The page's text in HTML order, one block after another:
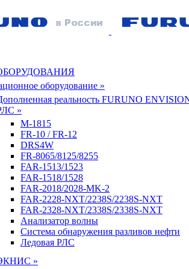
оборудование »
реальность FURUNO
»
M-1815
FR-10 / FR-12
DRS4W
FR-8065/8125/8255
FAR-1513/1523
FAR-1518/1528
FAR-2018/2028-MK-2
FAR-2228-NXT/2238S/2238S-NXT
FAR-2328-NXT/2338S/2338S-NXT
Анализатор волны
Система обнаружения разливов нефти
Ледовая РЛС
»